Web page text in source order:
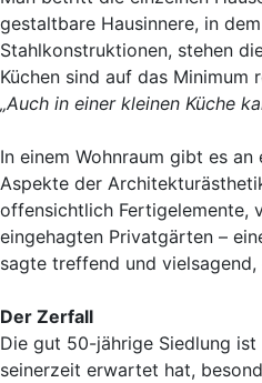
gestaltbare Hausinnere, in
Stahlkonstruktionen, stehen
Küchen sind auf das
„Auch in einer kleinen Küche
In einem Wohnraum gibt es
Aspekte der
offensichtlich Fertigelemente,
eingehagten Privatgärten –
sagte treffend und
Der Zerfall
Die gut 50-jährige Siedlung ist
seinerzeit erwartet hat,